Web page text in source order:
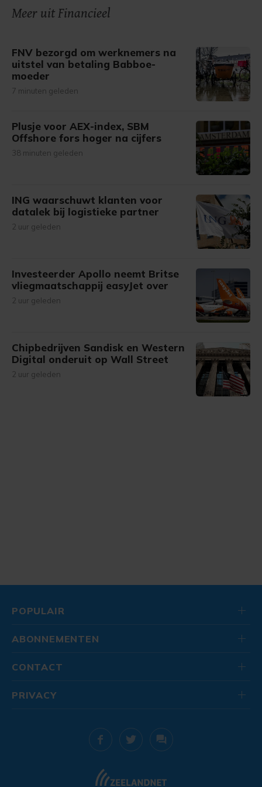
Meer uit Financieel
FNV bezorgd om werknemers na
uitstel van betaling Babboe-
moeder
7 minuten geleden
Plusje voor AEX-index, SBM
Offshore fors hoger na cijfers
38 minuten geleden
ING waarschuwt klanten voor
datalek bij logistieke partner
2 uur geleden
Investeerder Apollo neemt Britse
vliegmaatschappij easyJet over
2 uur geleden
Chipbedrijven Sandisk en Western
Digital onderuit op Wall Street
2 uur geleden
POPULAIR
ABONNEMENTEN
CONTACT
PRIVACY